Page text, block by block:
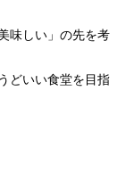
味しい」の先を考
どいい食堂を目指